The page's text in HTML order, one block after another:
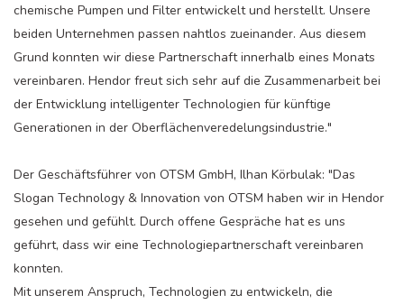
chemische Pumpen und Filter entwickelt und herstellt. Unsere
beiden Unternehmen passen nahtlos zueinander. Aus diesem
Grund konnten wir diese Partnerschaft innerhalb eines Monats
vereinbaren. Hendor freut sich sehr auf die Zusammenarbeit bei
der Entwicklung intelligenter Technologien für künftige
Generationen in der Oberflächenveredelungsindustrie."
Der Geschäftsführer von OTSM GmbH, Ilhan Körbulak: "Das
Slogan Technology & Innovation von OTSM haben wir in Hendor
gesehen und gefühlt. Durch offene Gespräche hat es uns
geführt, dass wir eine Technologiepartnerschaft vereinbaren
konnten.
Mit unserem Anspruch, Technologien zu entwickeln, die